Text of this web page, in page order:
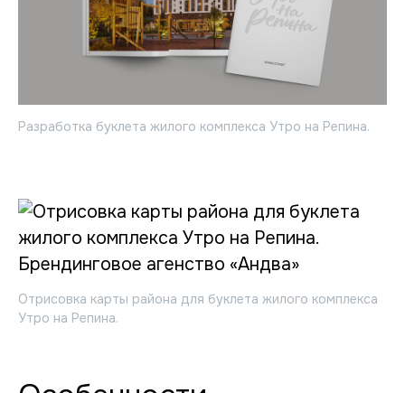
Разработка буклета жилого комплекса Утро на Репина.
Отрисовка карты района для буклета жилого комплекса
Утро на Репина.